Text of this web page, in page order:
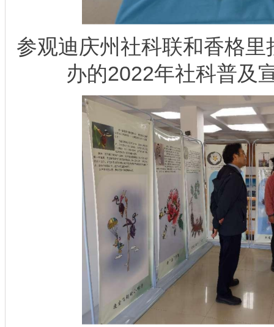
参观迪庆州社科联和香格
办的2022年社科普及